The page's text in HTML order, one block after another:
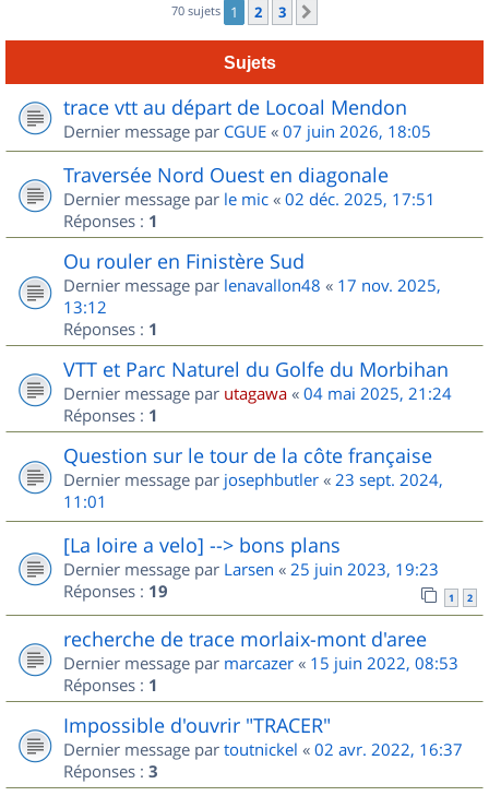
70 sujets 1 2 3
Sujets
trace vtt au départ de Locoal Mendon
Dernier message par CGUE « 07 juin 2026, 18:05
Traversée Nord Ouest en diagonale
Dernier message par le mic « 02 déc. 2025, 17:51
Réponses : 1
Ou rouler en Finistère Sud
Dernier message par lenavallon48 « 17 nov. 2025,
13:12
Réponses : 1
VTT et Parc Naturel du Golfe du Morbihan
Dernier message par utagawa « 04 mai 2025, 21:24
Réponses : 1
Question sur le tour de la côte française
Dernier message par josephbutler « 23 sept. 2024,
11:01
[La loire a velo] --> bons plans
Dernier message par Larsen « 25 juin 2023, 19:23
Réponses : 19 1 2
recherche de trace morlaix-mont d'aree
Dernier message par marcazer « 15 juin 2022, 08:53
Réponses : 1
Impossible d'ouvrir "TRACER"
Dernier message par toutnickel « 02 avr. 2022, 16:37
Réponses : 3